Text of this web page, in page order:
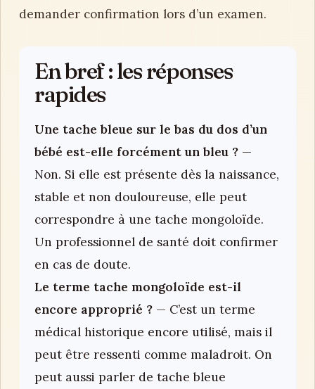
demander confirmation lors d’un examen.
En bref : les réponses
rapides
Une tache bleue sur le bas du dos d’un
bébé est-elle forcément un bleu ? —
Non. Si elle est présente dès la naissance,
stable et non douloureuse, elle peut
correspondre à une tache mongoloïde.
Un professionnel de santé doit confirmer
en cas de doute.
Le terme tache mongoloïde est-il
encore approprié ? — C’est un terme
médical historique encore utilisé, mais il
peut être ressenti comme maladroit. On
peut aussi parler de tache bleue